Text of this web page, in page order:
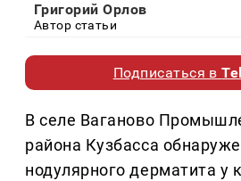
Григорий Орлов
Автор статьи
Подписаться в
В селе Ваганово
района Кузбасса
нодулярного дерматита у